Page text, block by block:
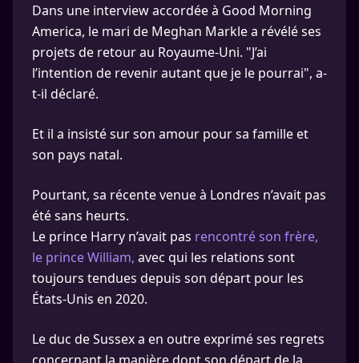
Dans une interview accordée à Good Morning
America, le mari de Meghan Markle a révélé ses
projets de retour au Royaume-Uni. "J’ai
l’intention de revenir autant que je le pourrai", a-
t-il déclaré.
Et il a insisté sur son amour pour sa famille et
son pays natal.
Pourtant, sa récente venue à Londres n’avait pas
été sans heurts.
Le prince Harry n’avait pas rencontré son frère,
le prince William, avec qui les relations sont
toujours tendues depuis son départ pour les
États-Unis en 2020.
Le duc de Sussex a en outre exprimé ses regrets